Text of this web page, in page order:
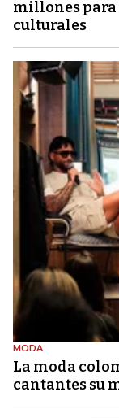
millones
culturales
MODA
La moda
cantantes su